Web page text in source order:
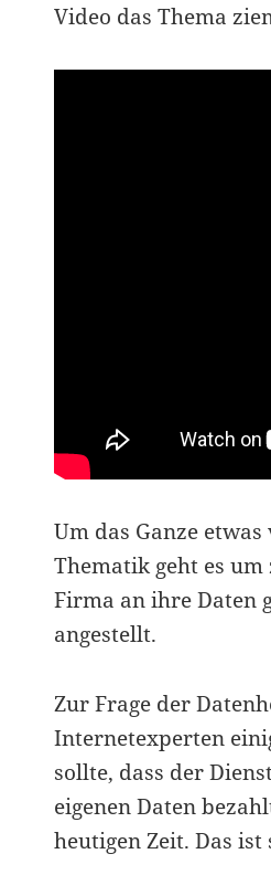
Video das Thema
Um das Ganze
Thematik geht es
Firma an ihre Daten
angestellt.
Zur Frage der
Internetexperten
sollte, dass der
eigenen Daten
heutigen Zeit. Das